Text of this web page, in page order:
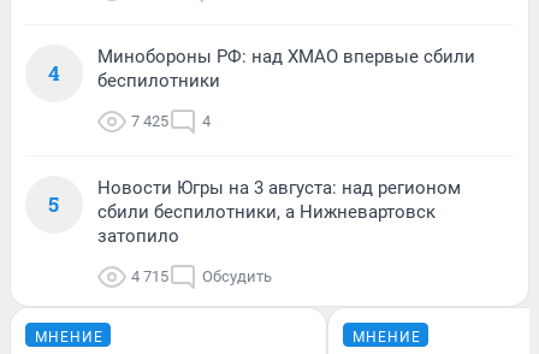
4
Минобороны РФ: над ХМАО впервые сбили
беспилотники
7 425 4
5
Новости Югры на 3 августа: над регионом
сбили беспилотники, а Нижневартовск
затопило
4 715 Обсудить
МНЕНИЕ МНЕНИЕ